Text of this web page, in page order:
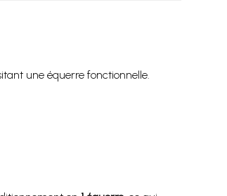
une équerre fonctionnelle.